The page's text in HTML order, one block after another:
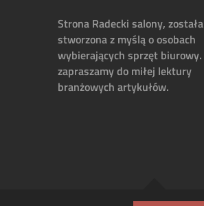
Strona Radecki salony, została
stworzona z myślą o osobach
wybierających sprzęt biurowy.
zapraszamy do miłej lektury
branżowych artykułów.